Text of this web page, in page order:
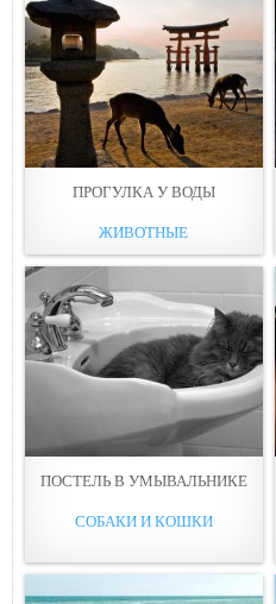
ПРОГУЛКА У ВОДЫ
ЖИВОТНЫЕ
ПОСТЕЛЬ В УМЫВАЛЬНИКЕ
СОБАКИ И КОШКИ